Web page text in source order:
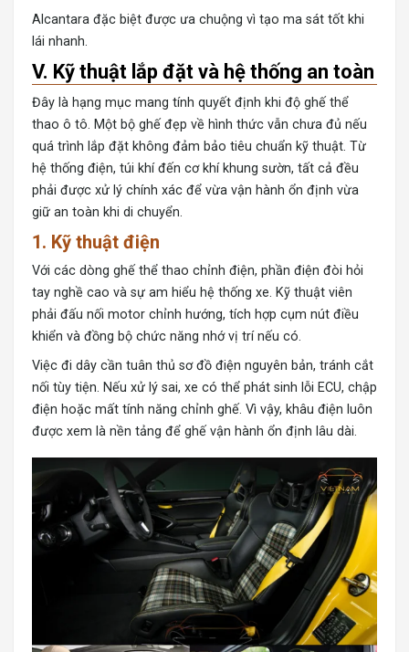
Alcantara đặc biệt được ưa chuộng vì tạo ma sát tốt khi
lái nhanh.
V. Kỹ thuật lắp đặt và hệ thống an toàn
Đây là hạng mục mang tính quyết định khi độ ghế thể
thao ô tô. Một bộ ghế đẹp về hình thức vẫn chưa đủ nếu
quá trình lắp đặt không đảm bảo tiêu chuẩn kỹ thuật. Từ
hệ thống điện, túi khí đến cơ khí khung sườn, tất cả đều
phải được xử lý chính xác để vừa vận hành ổn định vừa
giữ an toàn khi di chuyển.
1. Kỹ thuật điện
Với các dòng ghế thể thao chỉnh điện, phần điện đòi hỏi
tay nghề cao và sự am hiểu hệ thống xe. Kỹ thuật viên
phải đấu nối motor chỉnh hướng, tích hợp cụm nút điều
khiển và đồng bộ chức năng nhớ vị trí nếu có.
Việc đi dây cần tuân thủ sơ đồ điện nguyên bản, tránh cắt
nối tùy tiện. Nếu xử lý sai, xe có thể phát sinh lỗi ECU, chập
điện hoặc mất tính năng chỉnh ghế. Vì vậy, khâu điện luôn
được xem là nền tảng để ghế vận hành ổn định lâu dài.